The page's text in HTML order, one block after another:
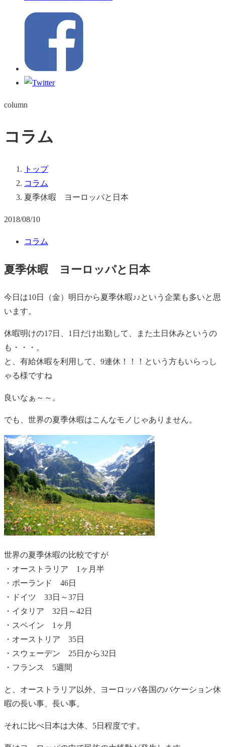
column
コラム
トップ
コラム
夏季休暇 ヨーロッパと日本
2018/08/10
コラム
夏季休暇 ヨーロッパと日本
今日は10日（金）明日から夏季休暇♪♪という企業も多いと思
います。
休暇明けの17日、1日だけ出勤して、また土日休みというの
も・・・。
と、有給休暇を利用して、9連休！！！という方もいらっし
ゃる様ですね
良いなぁ～～。
でも、世界の夏季休暇はこんなモノじゃありません。
世界の夏季休暇の比較ですが
・オーストラリア 1ヶ月半
・ポーランド 46日
・ドイツ 33日～37日
・イタリア 32日～42日
・スペイン 1ヶ月
・オーストリア 35日
・スウェーデン 25日から32日
・フランス 5週間
と、オーストラリア以外、ヨーロッパ各国のバケーション休
暇の長い事、長い事。
それに比べ日本は大体、5日程度です。